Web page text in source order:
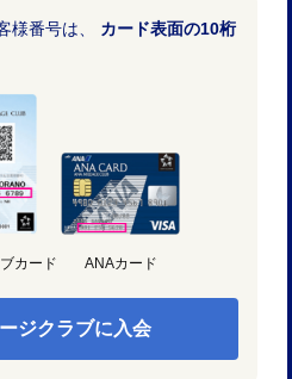
様番号は、 カード表面の10桁
カード ANAカード
ジクラブに入会